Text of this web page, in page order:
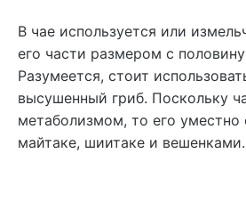
В чае используется или
его части размером с
Разумеется, стоит
высушенный гриб. Поскольку
метаболизмом, то его уместно
майтаке, шиитаке и вешенками.